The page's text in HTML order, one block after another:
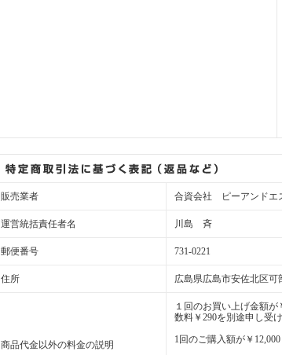
販売業者 合資会社 ピーアンドエ
運営統括責任者名 川島 斉
郵便番号 731-0221
住所 広島県広島市安佐北区可
商品代金以外の料金の説明
１回のお買い上げ金額
数料￥290を別途申し受け
1回のご購入額が￥